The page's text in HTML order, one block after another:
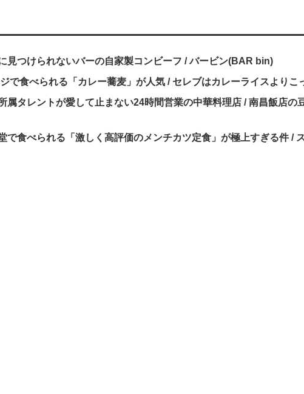
見つけられないバーの自家製コンビーフ / バービン(BAR bin)
で食べられる「カレー蕎麦」が人気 / セレブはカレーライスよりこ
属タレントが愛して止まない24時間営業の中華料理店 / 南昌飯店の
で食べられる「激しく高評価のメンチカツ定食」が極上すぎる件 /